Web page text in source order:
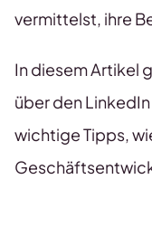
vermittelst, ihre
In diesem Artikel
über den
wichtige Tipps,